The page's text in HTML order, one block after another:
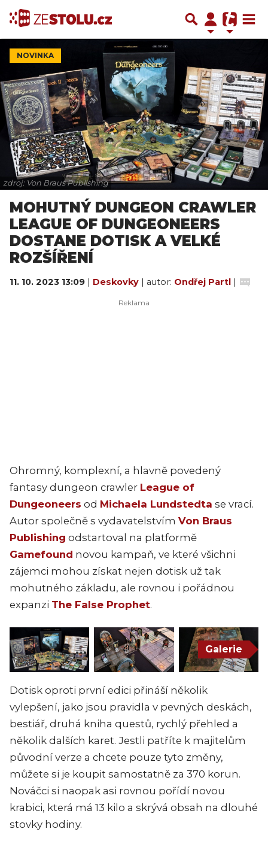
NOVINKA
zdroj: Von Braus Publishing
MOHUTNÝ DUNGEON CRAWLER
LEAGUE OF DUNGEONEERS
DOSTANE DOTISK A VELKÉ
ROZŠÍŘENÍ
11. 10. 2023 13:09 | Deskovky | autor: Ondřej Partl |
Ohromný, komplexní, a hlavně povedený
fantasy dungeon crawler League of
Dungeoneers od Michaela Lundstedta se vrací.
Autor společně s vydavatelstvím Von Braus
Publishing odstartoval na platformě
Gamefound novou kampaň, ve které všichni
zájemci mohou získat nejen dotisk už tak
mohutného základu, ale rovnou i pořádnou
expanzi The False Prophet.
Galerie
Dotisk oproti první edici přináší několik
vylepšení, jako jsou pravidla v pevných deskách,
bestiář, druhá kniha questů, rychlý přehled a
několik dalších karet. Jestli patříte k majitelům
původní verze a chcete pouze tyto změny,
můžete si je koupit samostatně za 370 korun.
Nováčci si naopak asi rovnou pořídí novou
krabici, která má 13 kilo a skrývá obsah na dlouhé
stovky hodiny.